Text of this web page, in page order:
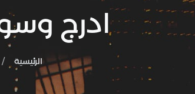
ادرج
الرئيسية